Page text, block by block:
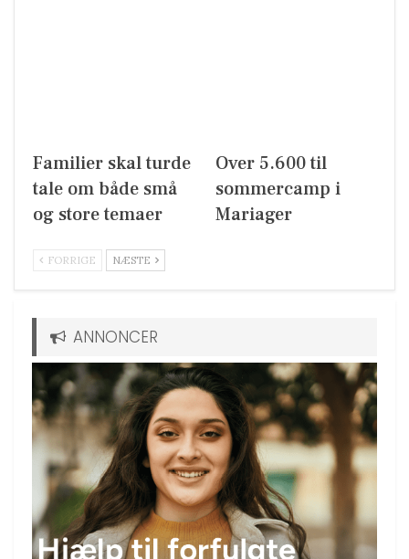
Familier skal turde
tale om både små
og store temaer
Over 5.600 til
sommercamp i
Mariager
FORRIGE NÆSTE
ANNONCER